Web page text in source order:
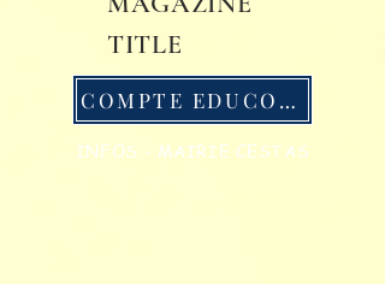
INFOS - MAIRIE CESTAS
COMPTE EDUCONNECT
TITLE